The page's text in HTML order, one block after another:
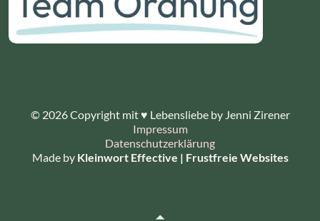
© 2026 Copyright mit ♥ Lebensliebe by Jenni Zirener
Impressum
Datenschutzerklärung
Made by Kleinwort Effective | Frustfreie Websites